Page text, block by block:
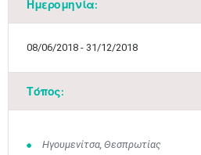
Ημερομηνία:
08/06/2018 - 31/12/2018
Τόπος:
Ηγουμενίτσα, Θεσπρωτίας